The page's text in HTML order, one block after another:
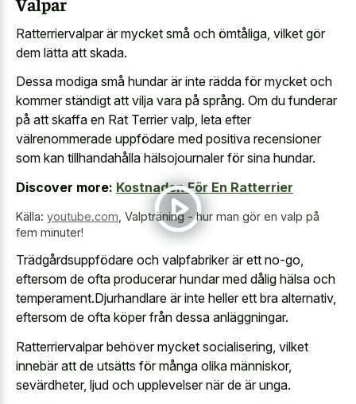
Ratterriervalpar är mycket små och ömtåliga, vilket gör
dem lätta att skada.
Dessa modiga små hundar är inte rädda för mycket och
kommer ständigt att vilja vara på språng. Om du funderar
på att skaffa en Rat Terrier valp, leta efter
välrenommerade uppfödare med positiva recensioner
som kan tillhandahålla hälsojournaler för sina hundar.
Discover more: Kostnaden För En Ratterrier
Källa: youtube.com Valpträning - hur man gör en valp på
fem minuter!
Trädgårdsuppfödare och valpfabriker är ett no-go,
eftersom de ofta producerar hundar med dålig hälsa och
temperament.Djurhandlare är inte heller ett bra alternativ,
eftersom de ofta köper från dessa anläggningar.
Ratterriervalpar behöver mycket socialisering, vilket
innebär att de utsätts för många olika människor,
sevärdheter, ljud och upplevelser när de är unga.